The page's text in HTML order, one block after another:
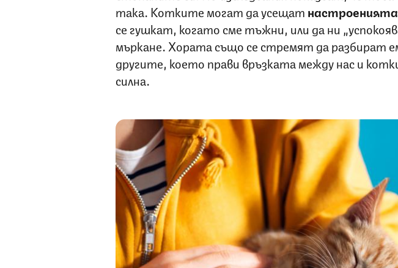
така. Котките могат да усещат
се гушкат, когато сме тъжни, или да ни
мъркане. Хората също се стремят да разбират
другите, което прави връзката между нас и
силна.